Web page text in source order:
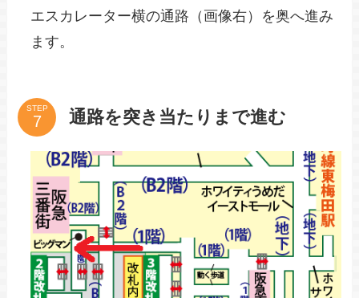
エスカレーター横の通路（画像右）を奥へ進み
ます。
STEP 通路を突き当たりまで進む